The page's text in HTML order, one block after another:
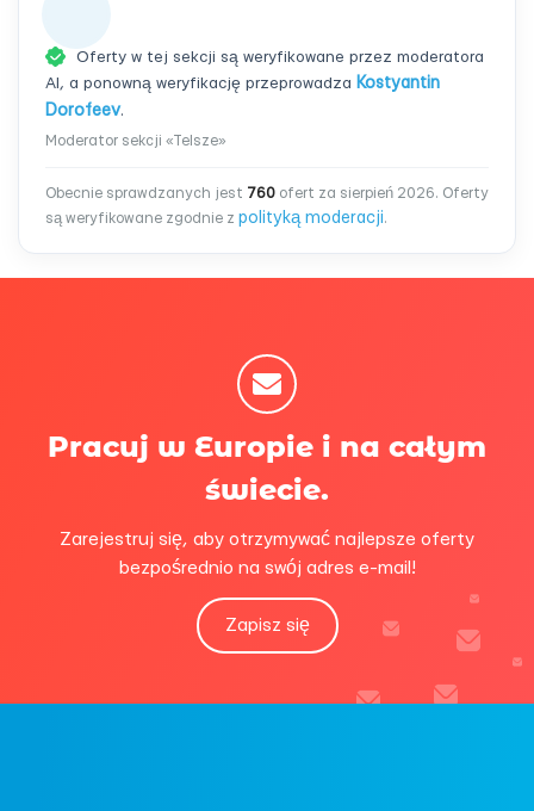
Oferty w tej sekcji są weryfikowane przez moderatora
AI, a ponowną weryfikację przeprowadza Kostyantin
Dorofeev.
Moderator sekcji «Telsze»
Obecnie sprawdzanych jest 760 ofert za sierpień 2026. Oferty
są weryfikowane zgodnie z polityką moderacji.
Pracuj w Europie i na całym
świecie.
Zarejestruj się, aby otrzymywać najlepsze oferty
bezpośrednio na swój adres e-mail!
Zapisz się